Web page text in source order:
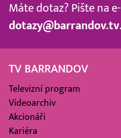
Máte dotaz? Pište na
dotazy@barrandov.tv.
TV BARRANDOV
Televizní program
Videoarchiv
Akcionáři
Kariéra